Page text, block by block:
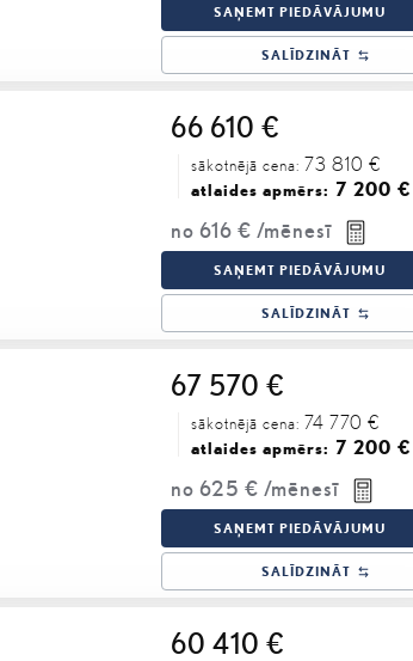
SAŅEMT PIEDĀVĀJUMU
SALĪDZINĀT
66 610 €
sākotnējā cena: 73 810 €
atlaides apmērs: 7 200 €
no 616 € /mēnesī
SAŅEMT PIEDĀVĀJUMU
SALĪDZINĀT
67 570 €
sākotnējā cena: 74 770 €
atlaides apmērs: 7 200 €
no 625 € /mēnesī
SAŅEMT PIEDĀVĀJUMU
SALĪDZINĀT
60 410 €